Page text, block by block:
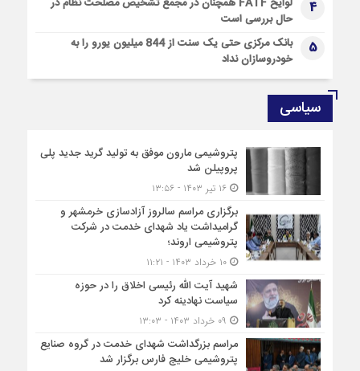
شهیدان اباعبدالله الحسین4
حال بررسی است
5
بانک مرکزی حتی یک سنت از 844 میلیون یورو را به
خودروسازان نداد
سیاسی
پتروشیمی مارون موفق به تولید گرید جدید پلی
پروپیلن شد
۱۶ تیر ۱۴۰۳ - ۱۳:۵۶
برگزاری مراسم سالروز آزادسازی خرمشهر و
گرامیداشت یاد شهدای خدمت در شرکت
پتروشیمی اروند؛
۱۰ خرداد ۱۴۰۳ - ۱۱:۲۱
شهید آیت الله رئیسی اخلاق را در حوزه
سیاست نهادینه کرد
مراسم بزرگداشت شهدای خدمت در گروه صنایع
پتروشیمی خلیج فارس برگزار شد